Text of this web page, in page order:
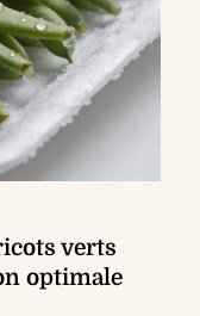
verts
optimale